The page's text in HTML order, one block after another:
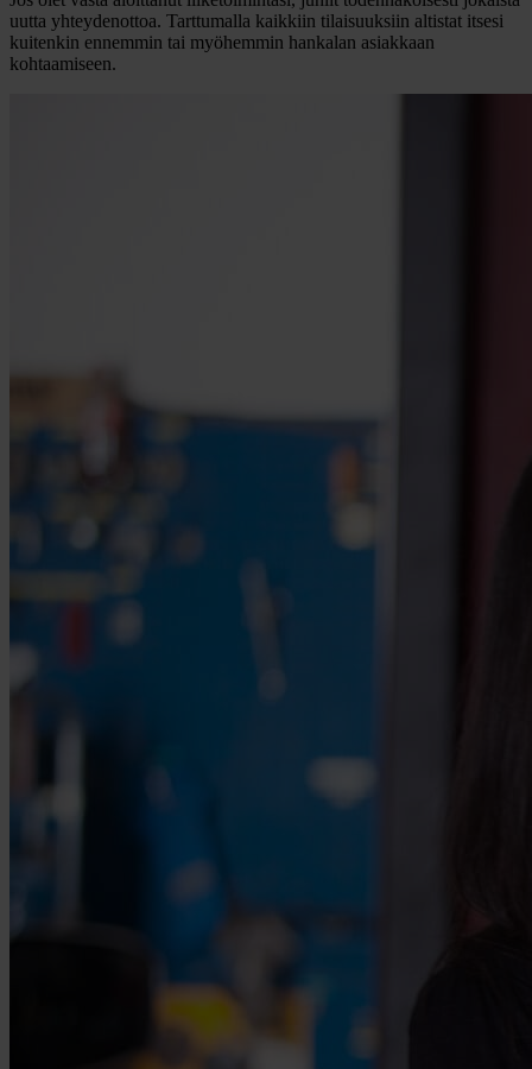
uutta yhteydenottoa. Tarttumalla kaikkiin tilaisuuksiin altistat itsesi
kuitenkin ennemmin tai myöhemmin hankalan asiakkaan
kohtaamiseen.